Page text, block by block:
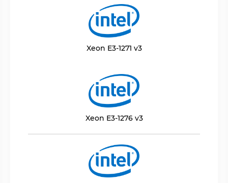
Xeon E3-1271 v3
Xeon E3-1276 v3